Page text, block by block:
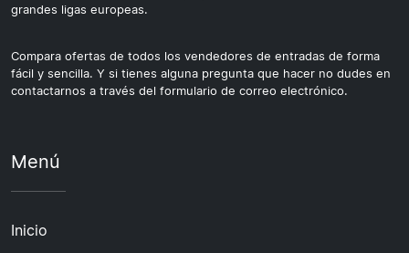
grandes ligas europeas.
Compara ofertas de todos los vendedores de entradas de forma
fácil y sencilla. Y si tienes alguna pregunta que hacer no dudes en
contactarnos a través del formulario de correo electrónico.
Menú
Inicio